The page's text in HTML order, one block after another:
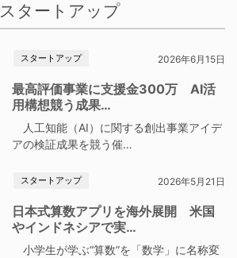
スタートアップ
スタートアップ 2026年6月15日
最高評価事業に支援金300万 AI活
用構想競う成果…
人工知能（AI）に関する創出事業アイデ
アの検証成果を競う催…
スタートアップ 2026年5月21日
日本式算数アプリを海外展開 米国
やインドネシアで実…
小学生が学ぶ“算数”を「数学」に名称変